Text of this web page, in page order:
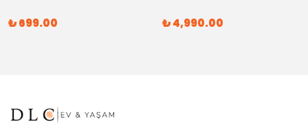
₺ 699.00 ₺ 4,990.00